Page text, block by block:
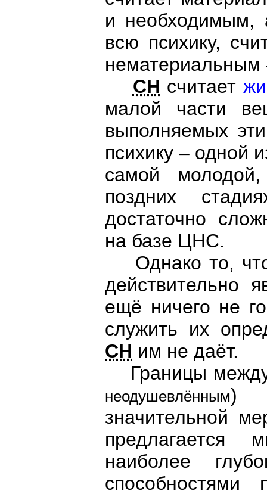
и необходимым,
всю психику,
СН считает
малой части
выполняемых
психику – одной
самой
поздних
достаточно
на базе ЦНС.
Однако то,
действительно
ещё ничего не
служить их
СН им не даёт.
Границы
неодушевлённым)
значительной
предлагается
наиболее
способностями